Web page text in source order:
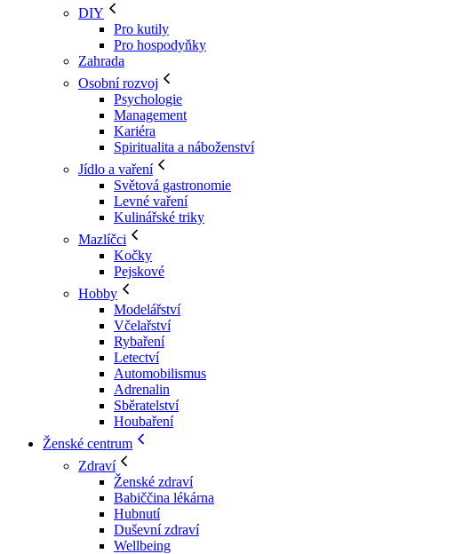
DIY
Pro kutily
Pro hospodyňky
Zahrada
Osobní rozvoj
Psychologie
Management
Kariéra
Spiritualita a náboženství
Jídlo a vaření
Světová gastronomie
Levné vaření
Kulinářské triky
Mazlíčci
Kočky
Pejskové
Hobby
Modelářství
Včelařství
Rybaření
Letectví
Automobilismus
Adrenalin
Sběratelství
Houbaření
Ženské centrum
Zdraví
Ženské zdraví
Babiččina lékárna
Hubnutí
Duševní zdraví
Wellbeing